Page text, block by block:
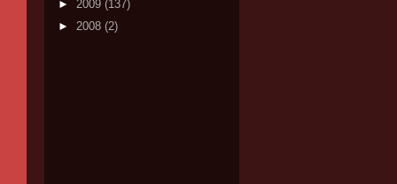
► 2009 (137)
► 2008 (2)